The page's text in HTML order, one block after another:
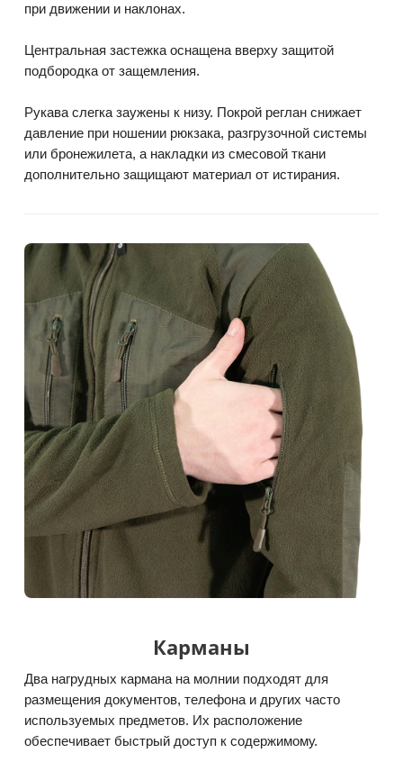
при движении и наклонах.
Центральная застежка оснащена вверху защитой
подбородка от защемления.
Рукава слегка заужены к низу. Покрой реглан снижает
давление при ношении рюкзака, разгрузочной системы
или бронежилета, а накладки из смесовой ткани
дополнительно защищают материал от истирания.
Карманы
Два нагрудных кармана на молнии подходят для
размещения документов, телефона и других часто
используемых предметов. Их расположение
обеспечивает быстрый доступ к содержимому.